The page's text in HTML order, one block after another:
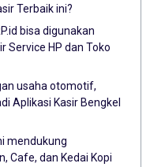
Terbaik ini?
bisa digunakan
Service HP dan Toko
usaha otomotif,
Aplikasi Kasir Bengkel
mendukung
Cafe, dan Kedai Kopi